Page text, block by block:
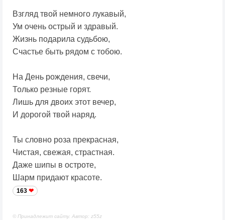
Взгляд твой немного лукавый,
Ум очень острый и здравый.
Жизнь подарила судьбою,
Счастье быть рядом с тобою.
На День рождения, свечи,
Только резные горят.
Лишь для двоих этот вечер,
И дорогой твой наряд.
Ты словно роза прекрасная,
Чистая, свежая, страстная.
Даже шипы в остроте,
Шарм придают красоте.
163
© Принадлежит сайту. Автор: z55z